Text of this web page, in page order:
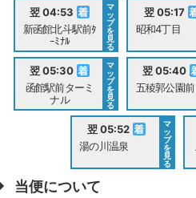
翌 04:53
新函館北斗駅前ﾀ
ｰﾐﾅﾙ
マ
ッ
プ
を
見
る
翌 05:17
昭和4丁目
翌 05:30
函館駅前ターミ
ナル
マ
ッ
プ
を
見
る
翌 05:40
五稜郭公園前
翌 05:52
湯の川温泉
マ
ッ
プ
を
見
る
当便について